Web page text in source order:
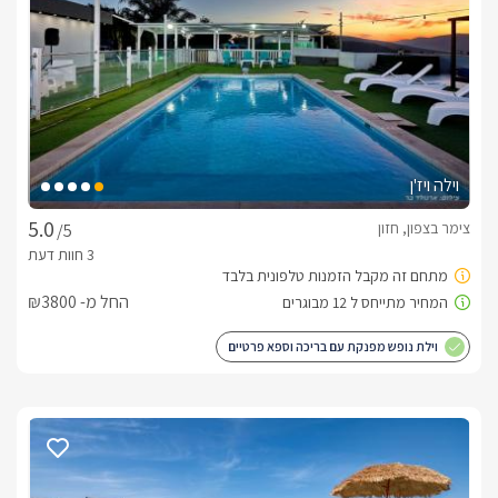
וילה ויז'ן
/5
צימר בצפון, חזון
החל מ- ₪3800
וילת נופש מפנקת עם בריכה וספא פרטיים